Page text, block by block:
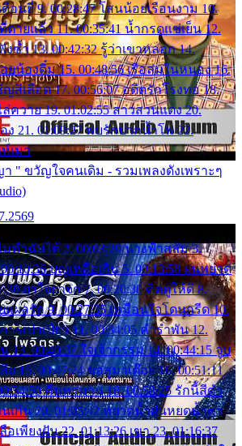
ดือนยี่ 9. 00:28:47 โสนน้อยเรือนงาม 10.
ตายแล้ว 11. 00:35:41 น้ำกรดแช่เย็น 12.
งซ้ำ 13. 00:42:32 รู้ว่าเขาหลอก 14.
ยน้องติ๋ม 15. 00:48:56 เรือล่มในหนอง 16.
ญสีเลือด 17. 00:56:07 อดีตรักโรงทอ 18.
ล่ควาย 19. 01:02:55 สาวสวนแตง 20.
ง 21. 01:09:27 พบรักปากน้ำโพ 22.
เมา
" ขวัญใจคนเดิม - รวมเพลงดังเพราะๆ
มทำฉันได้ 2. 00:03:20 นางฟ้าสลัม 3.
บุญเหลือเกิน 5. 00:13:58 ฝนหยาด
ยาใจยาจก 7. 00:20:30 คิดดูให้ดี 8.
แผลรัก 9. 00:27:35 เหมือนใจโดนกรีด 10.
ารเปาเปียว 11. 00:34:05 คำรำพัน 12.
13. 00:40:37 ใจเจ้ากรรม 14. 00:44:15 จูบ
15. 00:47:24 ขอสูมาเต๊อะ 16. 00:51:11
คืนทรมาน 18. 00:58:25 รักนี้สีดำ
นเกิน 20. 01:05:42 หยาดน้ำฝนหยดน้ำตา
อเพียงฝัน 22. 01:13:26 เขา 23. 01:16:37